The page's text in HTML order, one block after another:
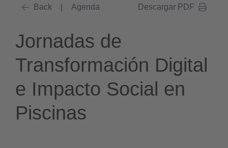
Back | Agenda Descargar PDF
Jornadas de
Transformación Digital
e Impacto Social en
Piscinas